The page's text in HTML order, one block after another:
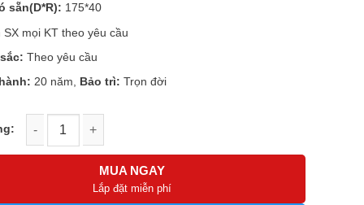
sẵn(D*R): 175*40
SX mọi KT theo yêu cầu
Theo yêu cầu
20 năm, Bảo trì: Trọn đời
gõ mẫu KTV-001GO số lượng
MUA NGAY
Lắp đặt miễn phí